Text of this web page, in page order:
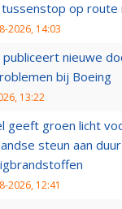
op route
2026, 14:03
nieuwe
bij Boeing
13:22
geeft groen licht
steun aan
2026, 12:41